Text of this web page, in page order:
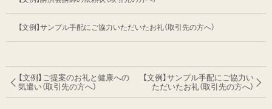
【文例】サンプル手配にご協力いただいたお礼（取引先の方へ）
【文例】ご提案のお礼と健康への
気遣い（取引先の方へ）
【文例】サンプル手配にご協力い
ただいたお礼（取引先の方へ）